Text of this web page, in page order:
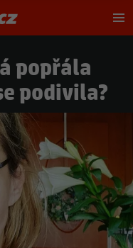
popřála
podivila?